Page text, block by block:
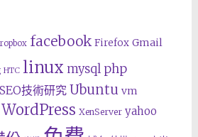
facebook Firefox Gmail
HTC linux mysql php
SEO技術研究 Ubuntu vm
WordPress XenServer yahoo